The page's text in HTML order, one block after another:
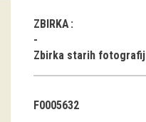
Razstavni projekti
Napovednik
Arhiv razstav
ZBIRKA
Zbirka starih fotografij
F0005632